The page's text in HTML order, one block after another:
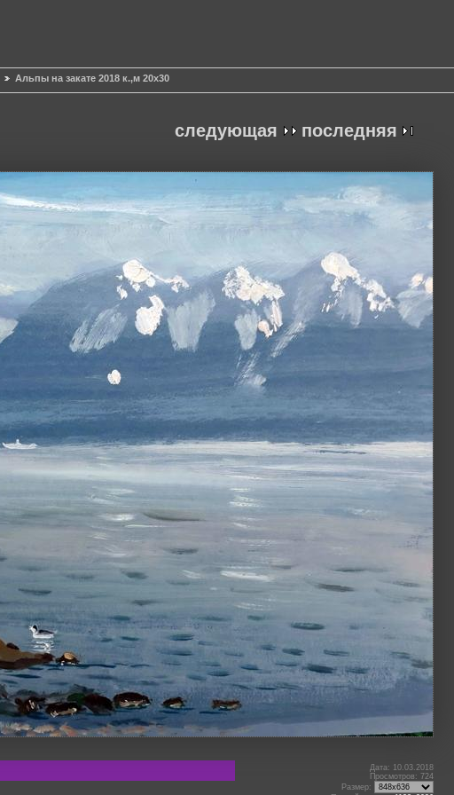
Альпы на закате 2018 к.,м 20х30
следующая последняя
Дата: 10.03.2018
Просмотров: 724
Размер: